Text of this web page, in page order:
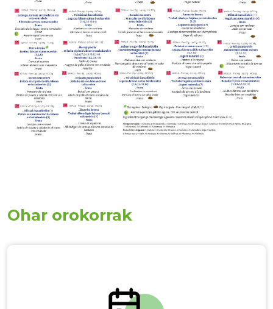
Ohar orokorrak